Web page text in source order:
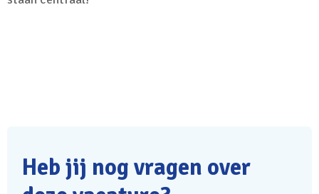
Heb jij nog vragen over